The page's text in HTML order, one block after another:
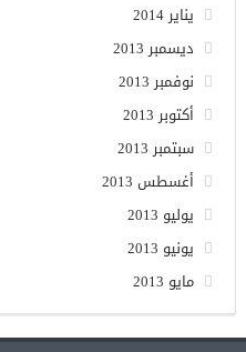
يناير 2014
ديسمبر 2013
نوفمبر 2013
أكتوبر 2013
سبتمبر 2013
أغسطس 2013
يوليو 2013
يونيو 2013
مايو 2013